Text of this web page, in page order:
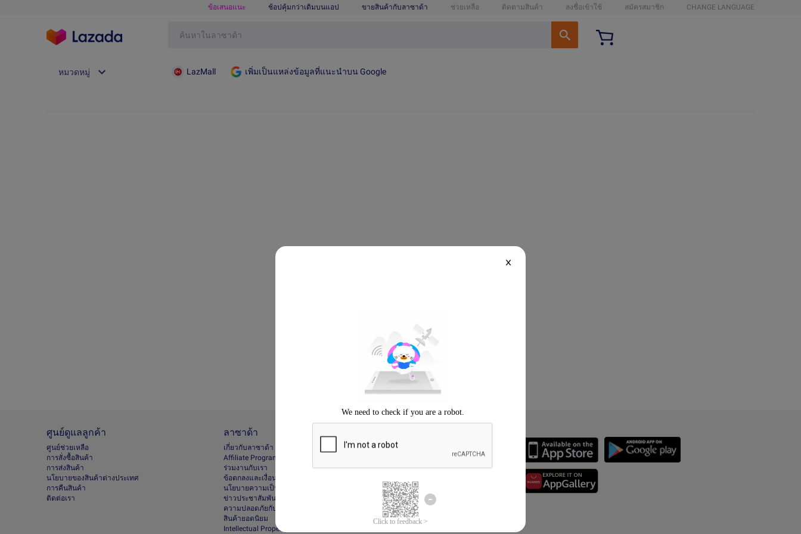
ข้อเสนอแนะ ช้อปคุ้มกว่าเดิมบนแอป ขายสินค้ากับลาซาด้า ช่วยเหลือ ติดตามสินค้า ลงชื่อเข้าใช้ สมัครสมาชิก CHANGE LANGUAGE
หมวดหมู่ LazMall เพิ่มเป็นแหล่งข้อมูลที่แนะนำบน Google
ศูนย์ดูแลลูกค้า
ศูนย์ช่วยเหลือ
การสั่งซื้อสินค้า
การส่งสินค้า
นโยบายของสินค้าต่างประเทศ
การคืนสินค้า
ติดต่อเรา
ลาซาด้า
เกี่ยวกับลาซาด้า
Afﬁliate Program
ร่วมงานกับเรา
ข้อตกลงและเงื่อนไข
นโยบายความเป็นส่วนตัว
ข่าวประชาสัมพันธ์
ความปลอดภัยกับลาซาด้า
สินค้ายอดนิยม
Intellectual Property Protection
Download the App
X